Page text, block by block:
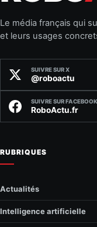
Le média français qui
et leurs usages
SUIVRE SUR X
@roboactu
SUIVRE SUR FACEBOOK
RoboActu.fr
RUBRIQUES
Actualités
Intelligence artificielle